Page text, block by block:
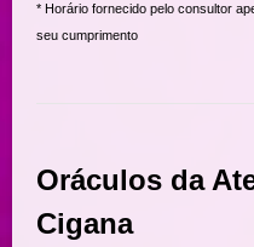
* Horário fornecido pelo consultor
seu cumprimento
Oráculos da
Cigana